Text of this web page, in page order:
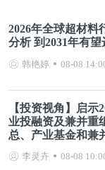
2026年全球超材料
分析 到2031年有望
韩艳婷 08-08
【投资视角】启示
业投融资及兼并重
总、产业基金和兼
李灵卉 08-08